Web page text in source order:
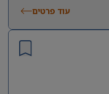
עוד פרטים